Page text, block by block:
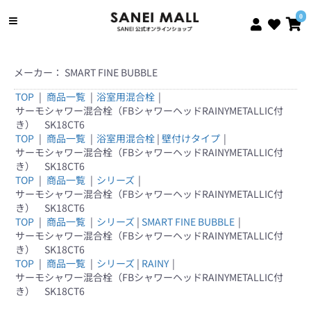
0
メーカー： SMART FINE BUBBLE
TOP | 商品一覧 | 浴室用混合栓 |
サーモシャワー混合栓（FBシャワーヘッドRAINYMETALLIC付
き） SK18CT6
TOP | 商品一覧 | 浴室用混合栓 | 壁付けタイプ |
サーモシャワー混合栓（FBシャワーヘッドRAINYMETALLIC付
き） SK18CT6
TOP | 商品一覧 | シリーズ |
サーモシャワー混合栓（FBシャワーヘッドRAINYMETALLIC付
き） SK18CT6
TOP | 商品一覧 | シリーズ | SMART FINE BUBBLE |
サーモシャワー混合栓（FBシャワーヘッドRAINYMETALLIC付
き） SK18CT6
TOP | 商品一覧 | シリーズ | RAINY |
サーモシャワー混合栓（FBシャワーヘッドRAINYMETALLIC付
き） SK18CT6